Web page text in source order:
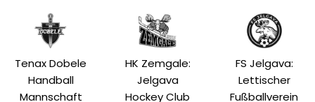
Tenax Dobele
Handball
Mannschaft
HK Zemgale:
Jelgava
Hockey Club
FS Jelgava:
Lettischer
Fußballverein